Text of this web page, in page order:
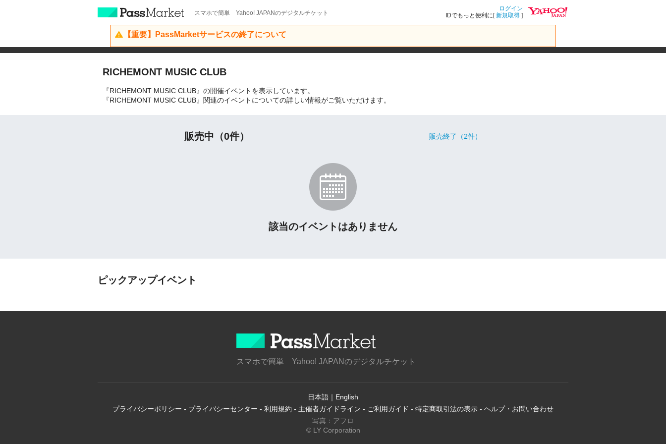
スマホで簡単 Yahoo! JAPANのデジタルチケット
ログイン
IDでもっと便利に[新規取得 ]
【重要】PassMarketサービスの終了について
RICHEMONT MUSIC CLUB
『RICHEMONT MUSIC CLUB』の開催イベントを表示しています。
『RICHEMONT MUSIC CLUB』関連のイベントについての詳しい情報がご覧いただけます。
販売中（0件） 販売終了（2件）
該当のイベントはありません
ピックアップイベント
スマホで簡単 Yahoo! JAPANのデジタルチケット
日本語 ｜ English
プライバシーポリシー - プライバシーセンター - 利用規約 - 主催者ガイドライン - ご利用ガイド - 特定商取引法の表示 - ヘルプ・お問い合わせ
写真：アフロ
© LY Corporation